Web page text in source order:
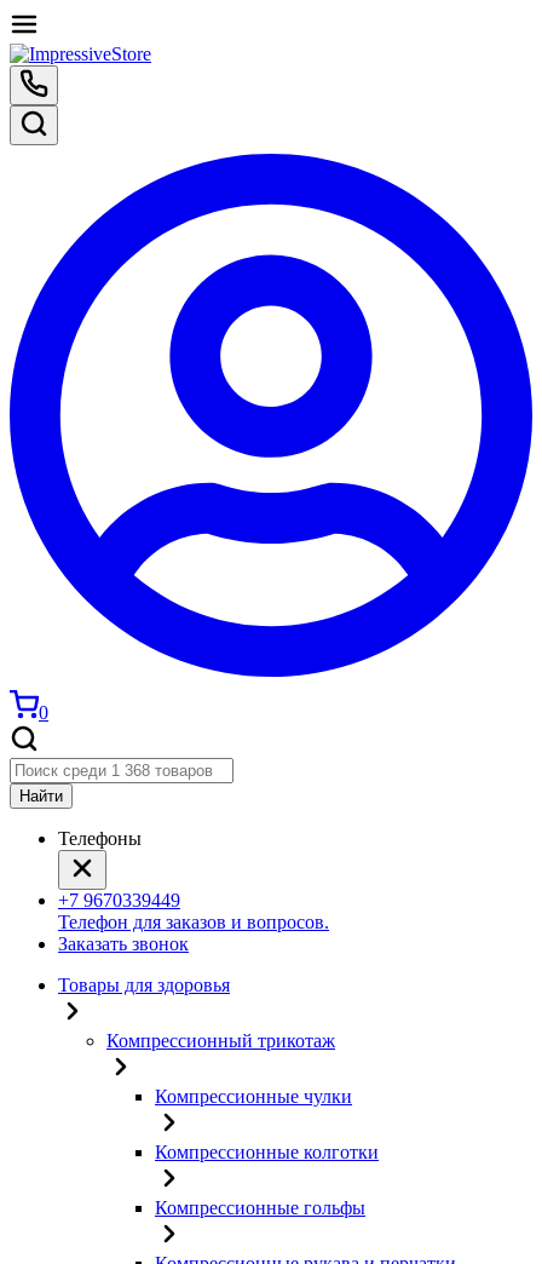
0
Найти
Телефоны
+7 9670339449
Телефон для заказов и вопросов.
Заказать звонок
Товары для здоровья
Компрессионный трикотаж
Компрессионные чулки
Компрессионные колготки
Компрессионные гольфы